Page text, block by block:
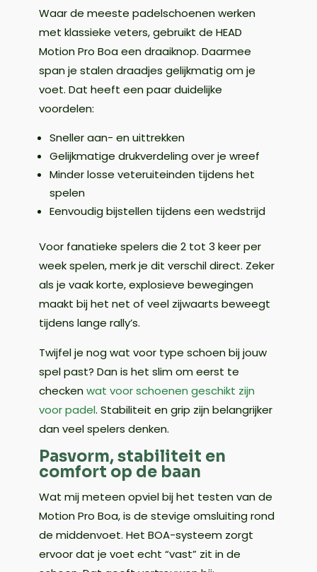
Waar de meeste padelschoenen werken
met klassieke veters, gebruikt de HEAD
Motion Pro Boa een draaiknop. Daarmee
span je stalen draadjes gelijkmatig om je
voet. Dat heeft een paar duidelijke
voordelen:
Sneller aan- en uittrekken
Gelijkmatige drukverdeling over je wreef
Minder losse veteruiteinden tijdens het
spelen
Eenvoudig bijstellen tijdens een wedstrijd
Voor fanatieke spelers die 2 tot 3 keer per
week spelen, merk je dit verschil direct. Zeker
als je vaak korte, explosieve bewegingen
maakt bij het net of veel zijwaarts beweegt
tijdens lange rally’s.
Twijfel je nog wat voor type schoen bij jouw
spel past? Dan is het slim om eerst te
checkenwat voor schoenen geschikt zijn
voor padel. Stabiliteit en grip zijn belangrijker
dan veel spelers denken.
Pasvorm, stabiliteit en
comfort op de baan
Wat mij meteen opviel bij het testen van de
Motion Pro Boa, is de stevige omsluiting rond
de middenvoet. Het BOA-systeem zorgt
ervoor dat je voet echt “vast” zit in de